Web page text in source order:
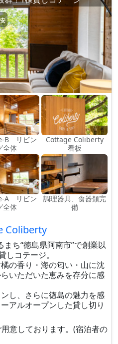
B リビン
全体
Cottage Coliberty
看板
A リビン
全体
調理器具、食器類完
備
Coliberty
ち“徳島県阿南市”で創業以
コテージ。
の香り・海の匂い・山に沈
いただいた恵みを存分に感
し、さらに徳島の魅力を感
アルオープンした貸し切り
意しております。(宿泊者の